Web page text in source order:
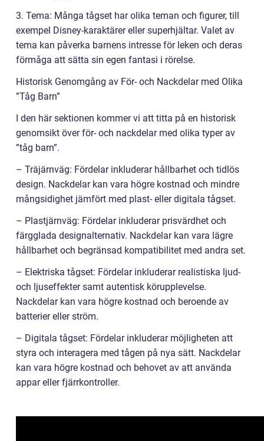
3. Tema: Många tågset har olika teman och figurer, till
exempel Disney-karaktärer eller superhjältar. Valet av
tema kan påverka barnens intresse för leken och deras
förmåga att sätta sin egen fantasi i rörelse.
Historisk Genomgång av För- och Nackdelar med Olika
”Tåg Barn”
I den här sektionen kommer vi att titta på en historisk
genomsikt över för- och nackdelar med olika typer av
”tåg barn”.
– Träjärnväg: Fördelar inkluderar hållbarhet och tidlös
design. Nackdelar kan vara högre kostnad och mindre
mångsidighet jämfört med plast- eller digitala tågset.
– Plastjärnväg: Fördelar inkluderar prisvärdhet och
färgglada designalternativ. Nackdelar kan vara lägre
hållbarhet och begränsad kompatibilitet med andra set.
– Elektriska tågset: Fördelar inkluderar realistiska ljud-
och ljuseffekter samt autentisk körupplevelse.
Nackdelar kan vara högre kostnad och beroende av
batterier eller ström.
– Digitala tågset: Fördelar inkluderar möjligheten att
styra och interagera med tågen på nya sätt. Nackdelar
kan vara högre kostnad och behovet av att använda
appar eller fjärrkontroller.